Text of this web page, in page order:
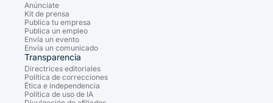
Anúnciate
Kit de prensa
Publica tu empresa
Publica un empleo
Envía un evento
Envía un comunicado
Transparencia
Directrices editoriales
Política de correcciones
Ética e independencia
Política de uso de IA